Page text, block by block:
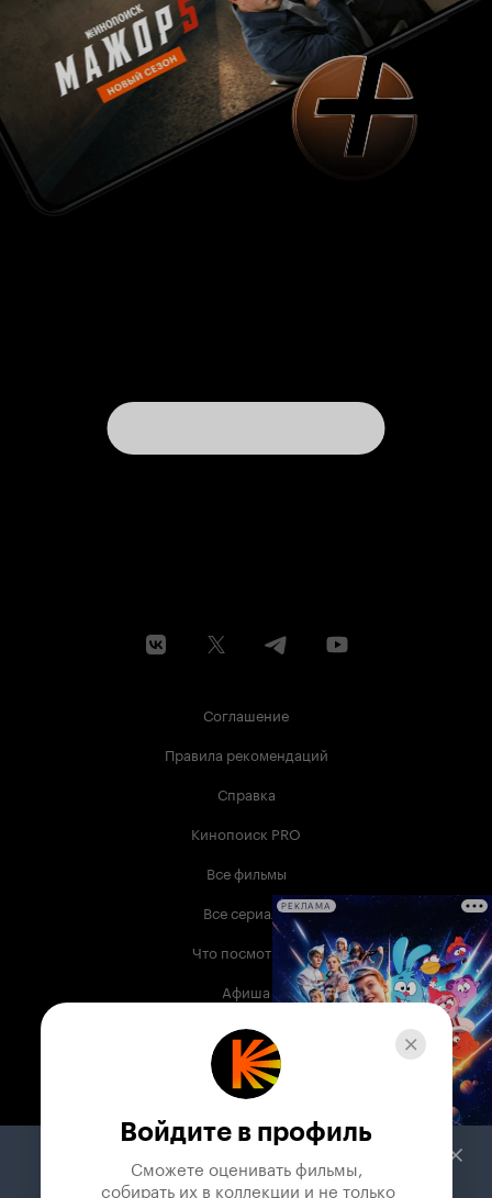
Соглашение
Правила рекомендаций
Справка
Кинопоиск PRO
Все фильмы
Все сериалы
Что посмотреть
Афиша
Музыка
Телепрограмма
Служба поддержки
РЕКЛАМА
Войдите в профиль
Сможете оценивать фильмы,
собирать их в коллекции и не только